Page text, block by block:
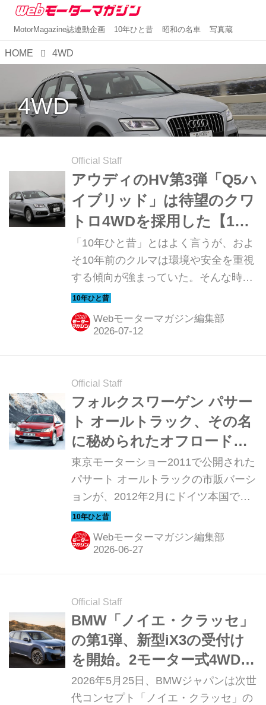
MotorMagazine誌連動企画 10年ひと昔 昭和の名車 写真蔵
HOME 4WD
4WD
Official Staff
アウディのHV第3弾「Q5ハ
イブリッド」は待望のクワ
トロ4WDを採用した【10
年ひと昔の新車】
「10年ひと昔」とはよく言うが、およ
そ10年前のクルマは環境や安全を重視
する傾向が強まっていた。そんな時代
のニューモデル試乗記を当時の記事と
写真で紹介していこう。今回は、2013
年にアウディ Q5に追加設定されたハ
Webモーターマガジン編集部
Official Staff
フォルクスワーゲン パサー
ト オールトラック、その名
に秘められたオフロード走
破性能の証【10年ひと昔の
新車】
東京モーターショー2011で公開された
パサート オールトラックの市販バーシ
ョンが、2012年2月にドイツ本国で正
式に発表された。パサートヴァリアン
トをベースに、SUV風のルックスと常
にリアにトルクを配分する4MOTION
注目を集めた。日本発表を目前にオー
ストリアで開催された国際試乗会に
Motor Magazine誌も参加しているの
で、今回はその時の模様を振り返って
みよう。（以下の試乗記は、Motor
Magazine 2012年5月号より）
Webモーターマガジン編集部
Official Staff
BMW「ノイエ・クラッセ」
の第1弾、新型iX3の受付け
を開始。2モーター式4WDで
航続可能距離800km以上に
2026年5月25日、BMWジャパンは次世
代コンセプト「ノイエ・クラッセ」の